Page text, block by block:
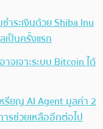
ำระเงินด้วย Shiba Inu
เป็นครั้งแรก
จเจาะระบบ Bitcoin ได้
รียญ AI Agent มูลค่า 2
รช่วยเหลืออีกต่อไป